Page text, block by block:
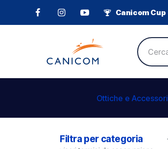
Canicom Cup
Ottiche e Accessori
Filtra per categoria